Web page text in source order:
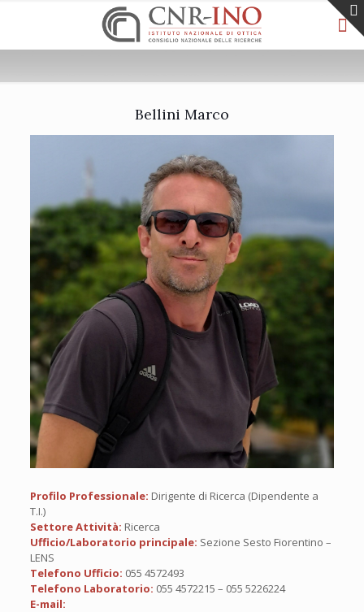
Bellini Marco
Profilo Professionale: Dirigente di Ricerca (Dipendente a
T.I.)
Settore Attività: Ricerca
Ufficio/Laboratorio principale: Sezione Sesto Fiorentino –
LENS
Telefono Ufficio: 055 4572493
Telefono Laboratorio: 055 4572215 – 055 5226224
E-mail: